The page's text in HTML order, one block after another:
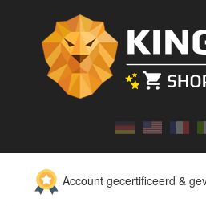
Account gecertificeerd &